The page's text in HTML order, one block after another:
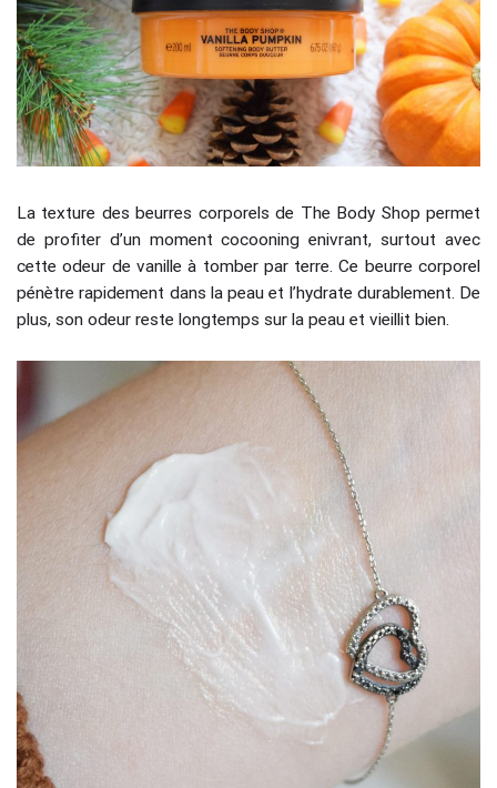
La texture des beurres corporels de The Body Shop permet
de profiter d’un moment cocooning enivrant, surtout avec
cette odeur de vanille à tomber par terre. Ce beurre corporel
pénètre rapidement dans la peau et l’hydrate durablement. De
plus, son odeur reste longtemps sur la peau et vieillit bien.